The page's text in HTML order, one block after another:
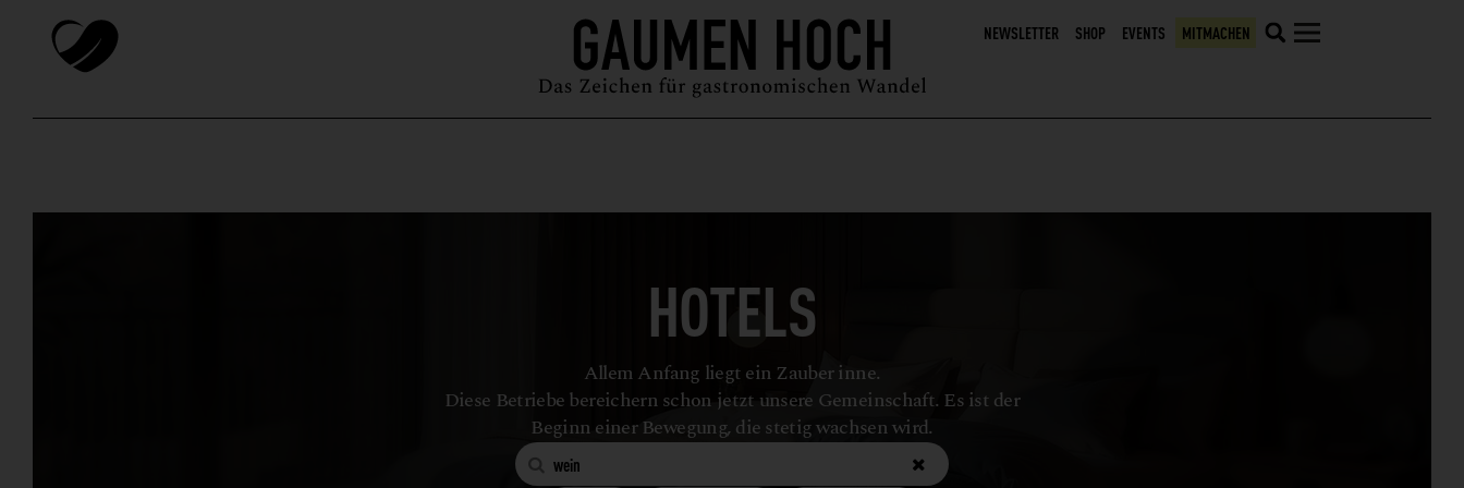
NEWSLETTER SHOP EVENTS MITMACHEN
MAGAZIN GUIDE PODCAST ÜBER UNS SYMPOSIUM
HOTELS
Allem Anfang liegt ein Zauber inne.
Diese Betriebe bereichern schon jetzt unsere Gemeinschaft. Es ist der
Beginn einer Bewegung, die stetig wachsen wird.

